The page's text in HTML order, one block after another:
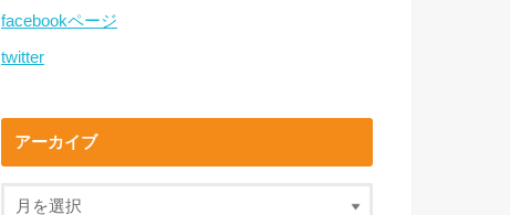
facebookページ
twitter
アーカイブ